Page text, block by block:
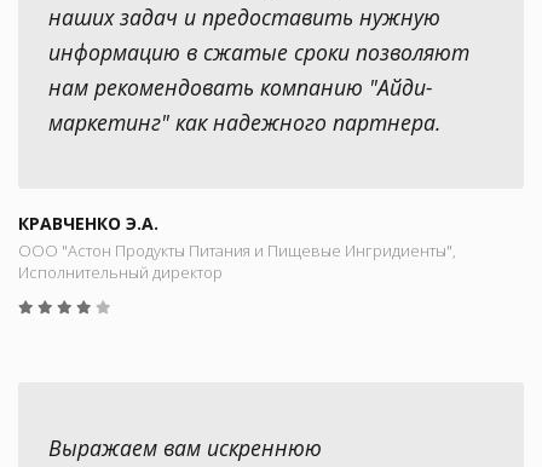
наших задач и предоставить нужную
информацию в сжатые сроки позволяют
нам рекомендовать компанию "Айди-
маркетинг" как надежного партнера.
КРАВЧЕНКО Э.А.
ООО "Астон Продукты Питания и Пищевые Ингридиенты",
Исполнительный директор
Выражаем вам искреннюю